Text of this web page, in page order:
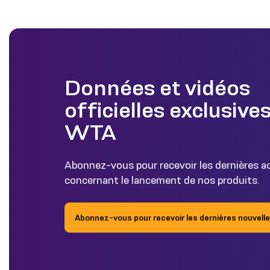
Données et vidéos
officielles
WTA
Abonnez-vous pour recevoir les dernières
concernant le lancement de nos produits.
Abonnez-vous pour recevoir les dernières